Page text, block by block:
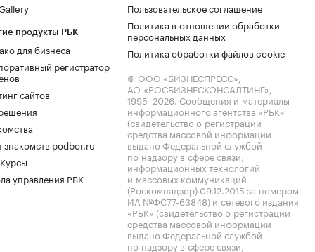
продукты РБК
для бизнеса
регистратор
сайтов
знакомств podbor.ru
управления РБК
Пользовательское соглашение
Политика в отношении обработки
персональных данных
Политика обработки файлов cookie
© ООО «БИЗНЕСПРЕСС»,
АО «РОСБИЗНЕСКОНСАЛТИНГ»,
1995–2026. Сообщения и материалы
информационного агентства «РБК»
(свидетельство о регистрации
средства массовой информации
выдано Федеральной службой
по надзору в сфере связи,
информационных технологий
и массовых коммуникаций
(Роскомнадзор) 09.12.2015 за номером
ИА №ФС77-63848) и сетевого издания
«РБК» (свидетельство о регистрации
средства массовой информации
выдано Федеральной службой
по надзору в сфере связи,